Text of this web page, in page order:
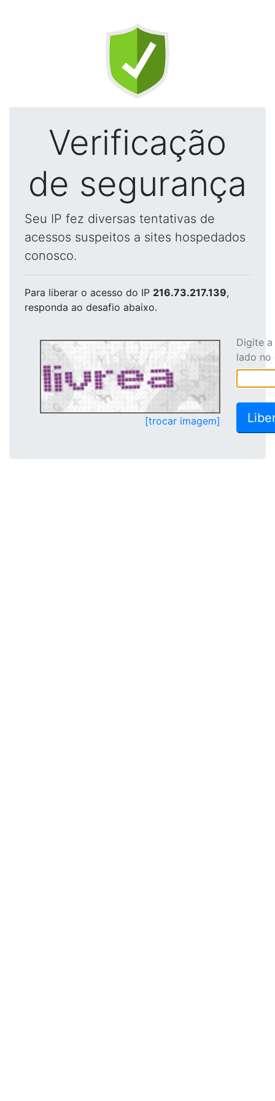
Verificação
de segurança
Seu IP fez diversas tentativas de
acessos suspeitos a sites hospedados
conosco.
Para liberar o acesso do IP 216.73.217.139,
responda ao desafio abaixo.
[trocar imagem]
Digite
lado no